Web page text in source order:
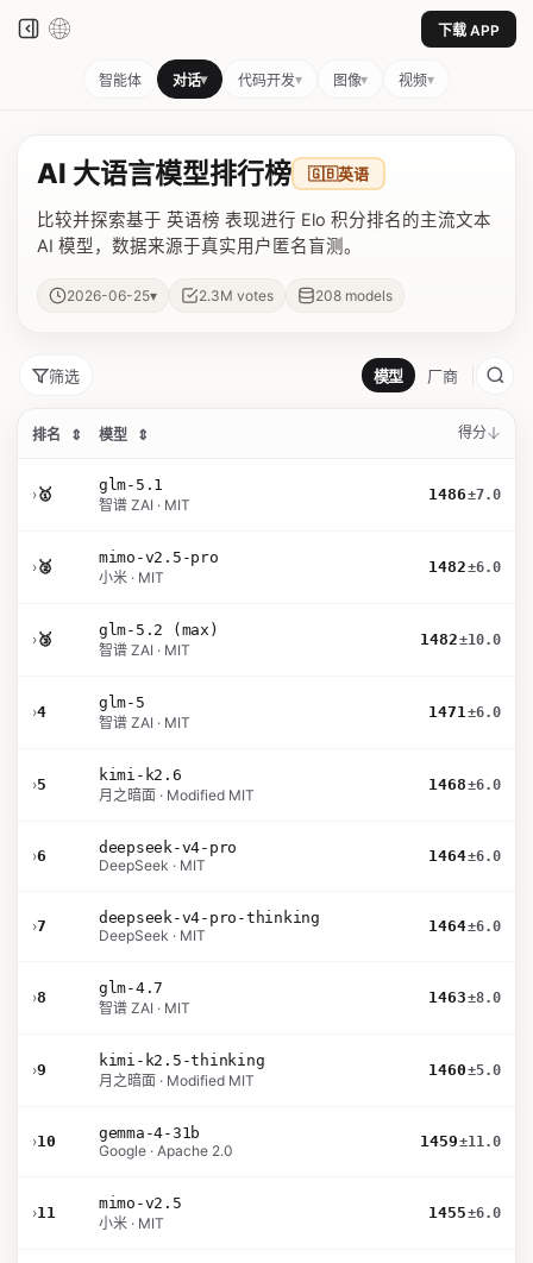
下载 APP
智能体 对话▾ 代码开发▾ 图像▾ 视频▾
AI 大语言模型排行榜 🇬🇧英语
比较并探索基于 英语榜 表现进行 Elo 积分排名的主流文本
AI 模型，数据来源于真实用户匿名盲测。
2026-06-25▾ 2.3M votes 208 models
筛选 模型 厂商
排名 ⇕ 模型 ⇕ 得分
›🥇
glm-5.1
智谱 ZAI · MIT
1486±7.0
›🥈
mimo-v2.5-pro
小米 · MIT
1482±6.0
›🥉
glm-5.2 (max)
智谱 ZAI · MIT
1482±10.0
›4
glm-5
智谱 ZAI · MIT
1471±6.0
›5
kimi-k2.6
月之暗面 · Modified MIT
1468±6.0
›6
deepseek-v4-pro
DeepSeek · MIT
1464±6.0
›7
deepseek-v4-pro-thinking
DeepSeek · MIT
1464±6.0
›8
glm-4.7
智谱 ZAI · MIT
1463±8.0
›9
kimi-k2.5-thinking
月之暗面 · Modified MIT
1460±5.0
›10
gemma-4-31b
Google · Apache 2.0
1459±11.0
›11
mimo-v2.5
小米 · MIT
1455±6.0